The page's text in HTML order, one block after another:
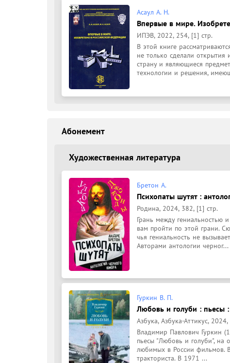
Асаул А. Н.
Впервые в мире.
ИПЭВ, 2022, 254, [1] стр.
В этой книге
не только сделали
страну и являющиеся
технологии и решения,
Абонемент
Художественная литература
Бретон А.
Психопаты шутят :
Родина, 2024, 382, [1] стр.
Грань между гениальностью
вам пройти по этой грани.
чья гениальность не
Авторами антологии черног...
Гуркин В. П.
Любовь и голуби : пьесы
Азбука, Азбука-Аттикус,
Владимир Павлович Гуркин
пьесы "Любовь и голуби", на
любимых в России фильмов.
тракториста. В 1971 ...